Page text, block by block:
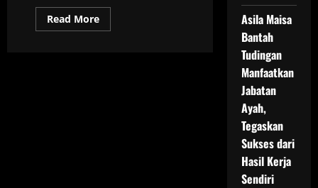
Read MoreRead
more
Asila Maisa
Bantah
Tudingan
Manfaatkan
Jabatan
Ayah,
Tegaskan
Sukses dari
Hasil Kerja
Sendiri